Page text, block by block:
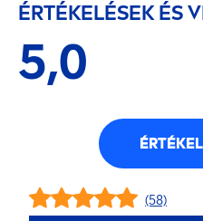
ÉRTÉKELÉSEK ÉS
5,0
(58)